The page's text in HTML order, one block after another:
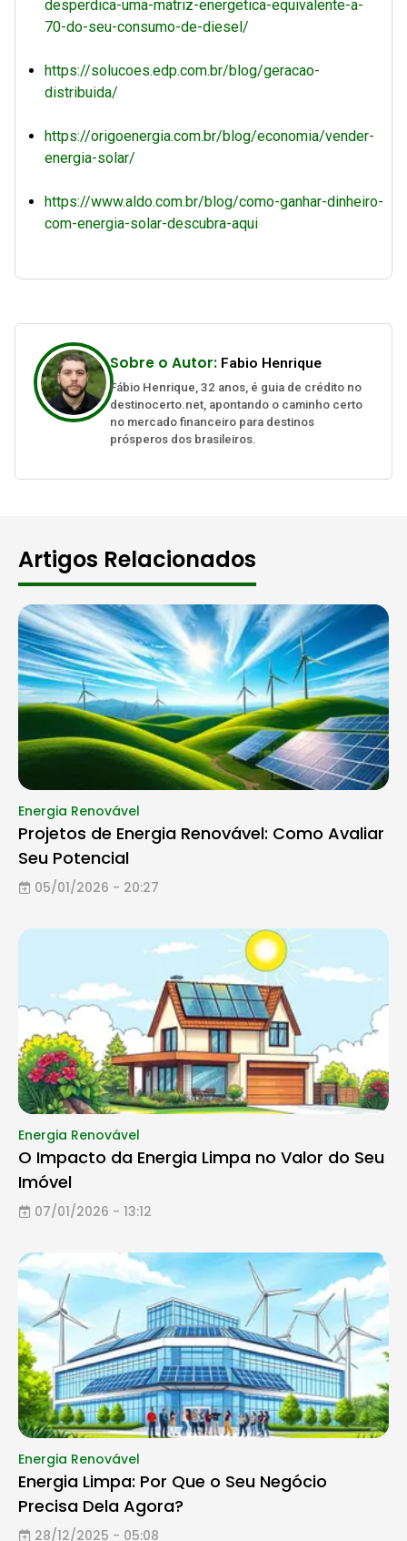
desperdica-uma-matriz-energetica-equivalente-a-
70-do-seu-consumo-de-diesel/
https://solucoes.edp.com.br/blog/geracao-
distribuida/
https://origoenergia.com.br/blog/economia/vender-
energia-solar/
https://www.aldo.com.br/blog/como-ganhar-dinheiro-
com-energia-solar-descubra-aqui
Sobre o Autor: Fabio Henrique
Fábio Henrique, 32 anos, é guia de crédito no
destinocerto.net, apontando o caminho certo
no mercado financeiro para destinos
prósperos dos brasileiros.
Artigos Relacionados
Energia Renovável
Projetos de Energia Renovável: Como Avaliar
Seu Potencial
05/01/2026 - 20:27
Energia Renovável
O Impacto da Energia Limpa no Valor do Seu
Imóvel
07/01/2026 - 13:12
Energia Renovável
Energia Limpa: Por Que o Seu Negócio
Precisa Dela Agora?
28/12/2025 - 05:08